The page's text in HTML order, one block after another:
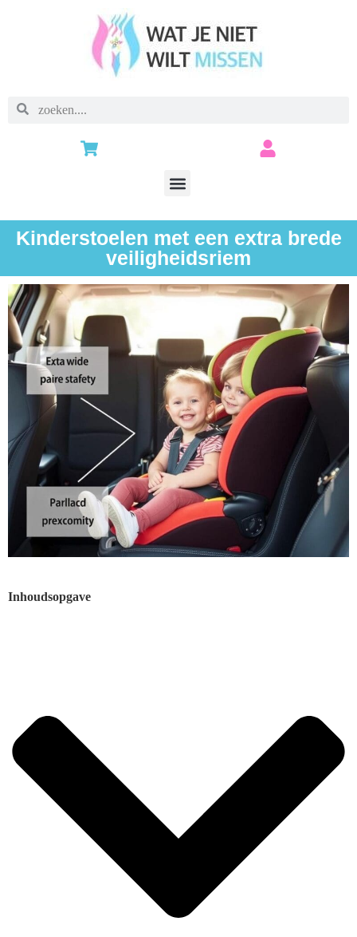
Kinderstoelen met een extra brede
veiligheidsriem
Inhoudsopgave